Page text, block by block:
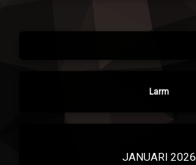
Larm
JANUARI 2026